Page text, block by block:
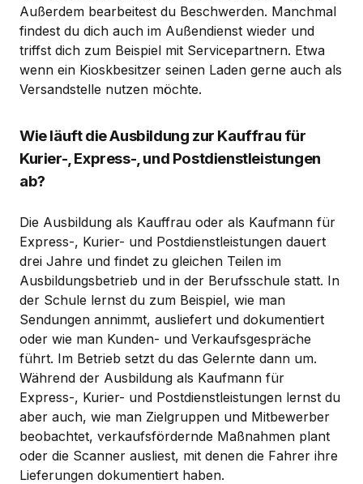
Außerdem bearbeitest du Beschwerden. Manchmal
findest du dich auch im Außendienst wieder und
triffst dich zum Beispiel mit Servicepartnern. Etwa
wenn ein Kioskbesitzer seinen Laden gerne auch als
Versandstelle nutzen möchte.
Wie läuft die Ausbildung zur Kauffrau für
Kurier-, Express-, und Postdienstleistungen
ab?
Die Ausbildung als Kauffrau oder als Kaufmann für
Express-, Kurier- und Postdienstleistungen dauert
drei Jahre und findet zu gleichen Teilen im
Ausbildungsbetrieb und in der Berufsschule statt. In
der Schule lernst du zum Beispiel, wie man
Sendungen annimmt, ausliefert und dokumentiert
oder wie man Kunden- und Verkaufsgespräche
führt. Im Betrieb setzt du das Gelernte dann um.
Während der Ausbildung als Kaufmann für
Express-, Kurier- und Postdienstleistungen lernst du
aber auch, wie man Zielgruppen und Mitbewerber
beobachtet, verkaufsfördernde Maßnahmen plant
oder die Scanner ausliest, mit denen die Fahrer ihre
Lieferungen dokumentiert haben.